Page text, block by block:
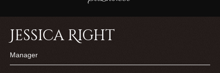
Jessica Right
Manager